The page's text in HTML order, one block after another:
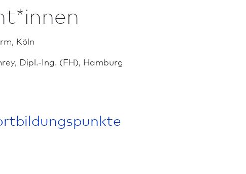
Köln
Dipl.-Ing. (FH), Hamburg